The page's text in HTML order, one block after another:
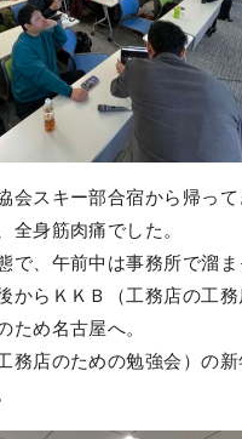
会スキー部合宿から帰っ
全身筋肉痛でした。
で、午前中は事務所で溜
からＫＫＢ（工務店の工務
ため名古屋へ。
務店のための勉強会）の新